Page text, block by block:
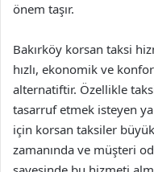
önem taşır.
Bakırköy korsan taksi
hızlı, ekonomik ve
alternatiftir. Özellikle
tasarruf etmek isteyen
için korsan taksiler
zamanında ve müşteri